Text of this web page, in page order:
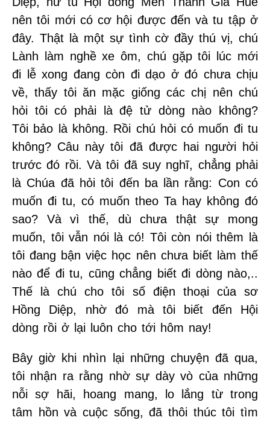
nên tôi mới có cơ hội được đến và tu tập ở
đây. Thật là một sự tình cờ đầy thú vị, chú
Lành làm nghề xe ôm, chú gặp tôi lúc mới
đi lễ xong đang còn đi dạo ở đó chưa chịu
về, thấy tôi ăn mặc giống các chị nên chú
hỏi tôi có phải là đệ tử dòng nào không?
Tôi bảo là không. Rồi chú hỏi có muốn đi tu
không? Câu này tôi đã được hai người hỏi
trước đó rồi. Và tôi đã suy nghĩ, chẳng phải
là Chúa đã hỏi tôi đến ba lần rằng: Con có
muốn đi tu, có muốn theo Ta hay không đó
sao? Và vì thế, dù chưa thật sự mong
muốn, tôi vẫn nói là có! Tôi còn nói thêm là
tôi đang bận việc học nên chưa biết làm thế
nào để đi tu, cũng chẳng biết đi dòng nào,..
Thế là chú cho tôi số điện thoại của sơ
Hồng Diệp, nhờ đó mà tôi biết đến Hội
dòng rồi ở lại luôn cho tới hôm nay!
Bây giờ khi nhìn lại những chuyện đã qua,
tôi nhận ra rằng nhờ sự dày vò của những
nỗi sợ hãi, hoang mang, lo lắng từ trong
tâm hồn và cuộc sống, đã thôi thúc tôi tìm